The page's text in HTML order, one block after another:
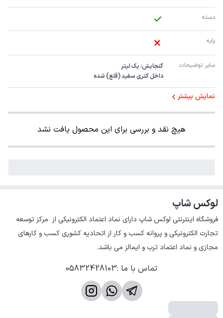
دسته
پایه
سایر توضیحات
داخل کتری سفید (قلع) شده
نمایش بیشتر
هیچ نقد و بررسی برای این محصول یافت نشد
لوکس شاپ
مجازی و نماد اعتماد ترب و ایمالز می باشد.
تماس با ما :
05832428103